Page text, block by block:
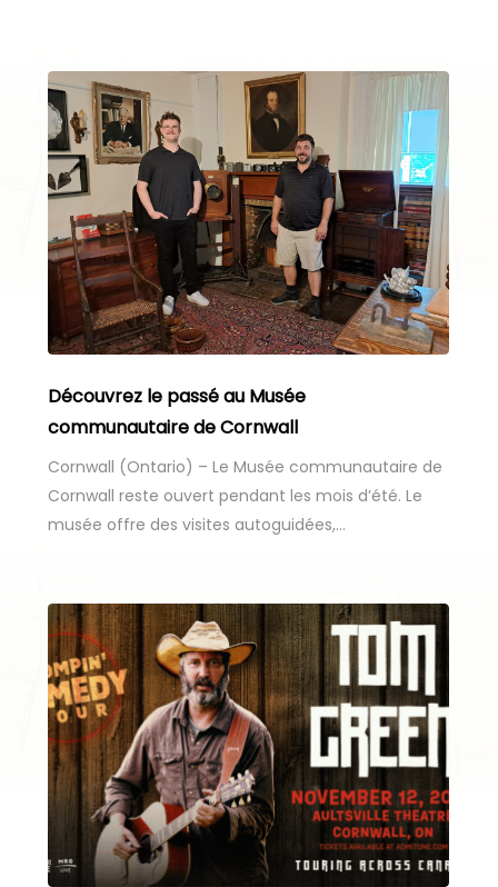
Découvrez le passé au Musée
communautaire de Cornwall
Cornwall (Ontario) – Le Musée communautaire de
Cornwall reste ouvert pendant les mois d’été. Le
musée offre des visites autoguidées,…